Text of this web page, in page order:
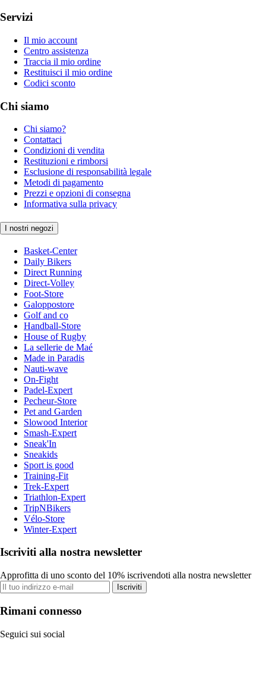
Servizi
Il mio account
Centro assistenza
Traccia il mio ordine
Restituisci il mio ordine
Codici sconto
Chi siamo
Chi siamo?
Contattaci
Condizioni di vendita
Restituzioni e rimborsi
Esclusione di responsabilità legale
Metodi di pagamento
Prezzi e opzioni di consegna
Informativa sulla privacy
I nostri negozi
Basket-Center
Daily Bikers
Direct Running
Direct-Volley
Foot-Store
Galoppostore
Golf and co
Handball-Store
House of Rugby
La sellerie de Maé
Made in Paradis
Nauti-wave
On-Fight
Padel-Expert
Pecheur-Store
Pet and Garden
Slowood Interior
Smash-Expert
Sneak'In
Sneakids
Sport is good
Training-Fit
Trek-Expert
Triathlon-Expert
TripNBikers
Vélo-Store
Winter-Expert
Iscriviti alla nostra newsletter
Approfitta di uno sconto del 10% iscrivendoti alla nostra newsletter
Iscriviti
Rimani connesso
Seguici sui social